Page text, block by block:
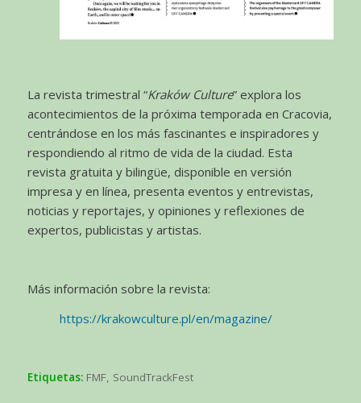
La revista trimestral “Kraków Culture” explora los
acontecimientos de la próxima temporada en Cracovia,
centrándose en los más fascinantes e inspiradores y
respondiendo al ritmo de vida de la ciudad. Esta
revista gratuita y bilingüe, disponible en versión
impresa y en línea, presenta eventos y entrevistas,
noticias y reportajes, y opiniones y reflexiones de
expertos, publicistas y artistas.
Más información sobre la revista:
https://krakowculture.pl/en/magazine/
Etiquetas: FMF, SoundTrackFest